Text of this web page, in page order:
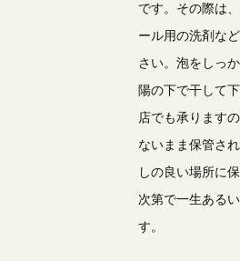
です。その際は
ール用の洗剤な
さい。泡をしっ
陽の下で干して
店でも承ります
ないまま保管さ
しの良い場所に
次第で一生ある
す。